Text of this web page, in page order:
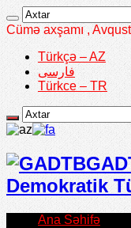
Cümə axşamı ,
Türkçə – AZ
فارسی
Türkce – TR
Demokratik
Ana Səhifə